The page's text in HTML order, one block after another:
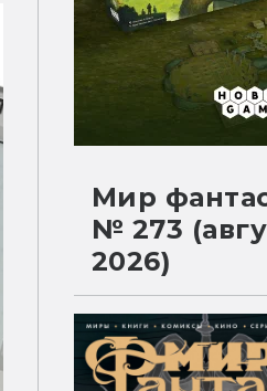
Мир
№ 273
2026)